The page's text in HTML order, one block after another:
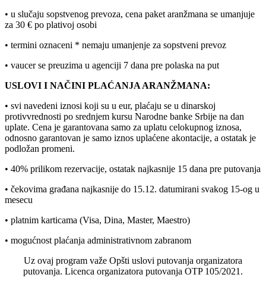
• u slučaju sopstvenog prevoza, cena paket aranžmana se umanjuje
za 30 € po plativoj osobi
• termini oznaceni * nemaju umanjenje za sopstveni prevoz
• vaucer se preuzima u agenciji 7 dana pre polaska na put
USLOVI I NAČINI PLAĆANJA ARANŽMANA:
• svi navedeni iznosi koji su u eur, plaćaju se u dinarskoj
protivvrednosti po srednjem kursu Narodne banke Srbije na dan
uplate. Cena je garantovana samo za uplatu celokupnog iznosa,
odnosno garantovan je samo iznos uplaćene akontacije, a ostatak je
podložan promeni.
• 40% prilikom rezervacije, ostatak najkasnije 15 dana pre putovanja
• čekovima građana najkasnije do 15.12. datumirani svakog 15-og u
mesecu
• platnim karticama (Visa, Dina, Master, Maestro)
• mogućnost plaćanja administrativnom zabranom
Uz ovaj program važe Opšti uslovi putovanja organizatora
putovanja. Licenca organizatora putovanja OTP 105/2021.